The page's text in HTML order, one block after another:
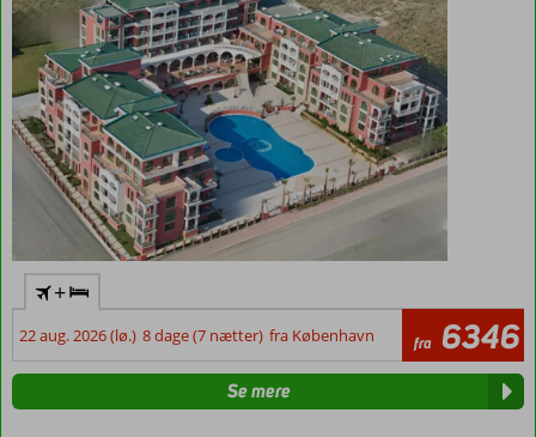
+
22 aug. 2026 (lø.) 8 dage (7 nætter) fra København fra 6346
Se mere